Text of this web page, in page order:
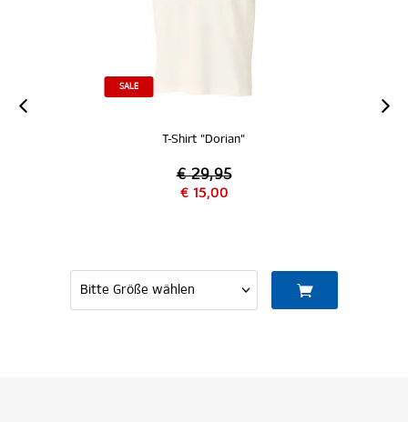
SALE
T-Shirt "Dorian"
€ 29,95
€ 15,00